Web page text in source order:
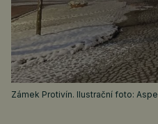
Zámek Protivín. Ilustrační foto: